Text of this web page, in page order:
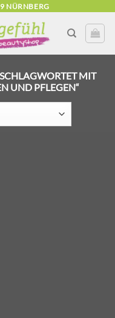
NÜRNBERG
MIT
UND PFLEGEN“